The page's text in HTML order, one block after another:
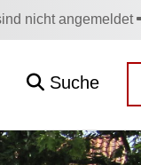
nicht angemeldet
Suche